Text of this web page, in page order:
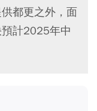
都更之外，面
計2025年中